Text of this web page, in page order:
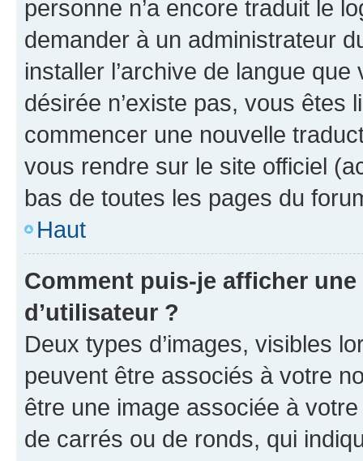
personne n’a encore traduit le
demander à un administrateur
installer l’archive de langue
désirée n’existe pas, vous êtes
commencer une nouvelle
vous rendre sur le site officiel
bas de toutes les pages du
Haut
Comment puis-je afficher
d’utilisateur ?
Deux types d’images, visibles
peuvent être associés à votre
être une image associée à
de carrés ou de ronds, qui